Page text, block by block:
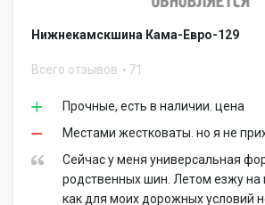
Нижнекамскшина Кама-Евро-129
Всего отзывов 71
Прочные, есть в наличии. цена
Местами жестковаты. но я не
Сейчас у меня универсальная
родственных шин. Летом езжу на
как для моих дорожных условий